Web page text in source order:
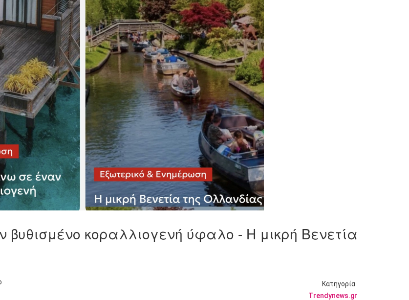
κοραλλιογενή ύφαλο - Η μικρή Βενετία
Κατηγορία
Trendynews.gr